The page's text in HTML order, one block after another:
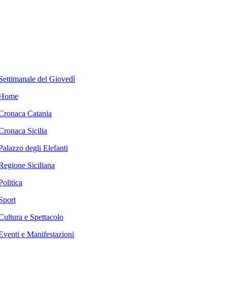
del Giovedì
Catania
Sicilia
degli Elefanti
Siciliana
e Spettacolo
e Manifestazioni